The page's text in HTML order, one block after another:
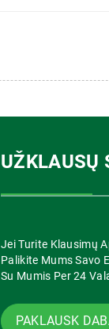
UŽKLAUSŲ
Jei Turite Klausimų
Palikite Mums Savo
Su Mumis Per 24
PAKLAUSK